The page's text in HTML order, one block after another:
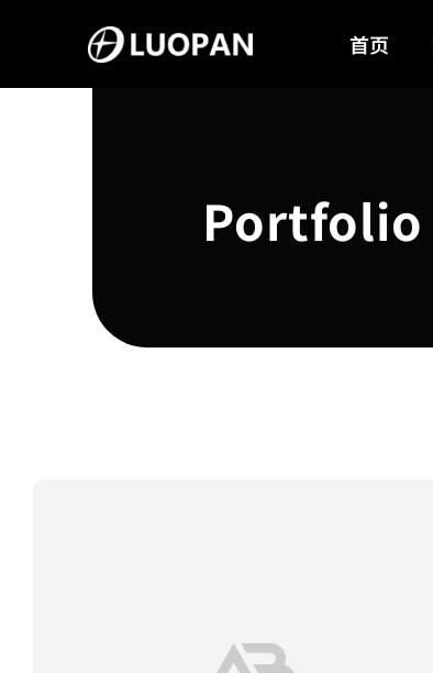
content
首页
Portfolio